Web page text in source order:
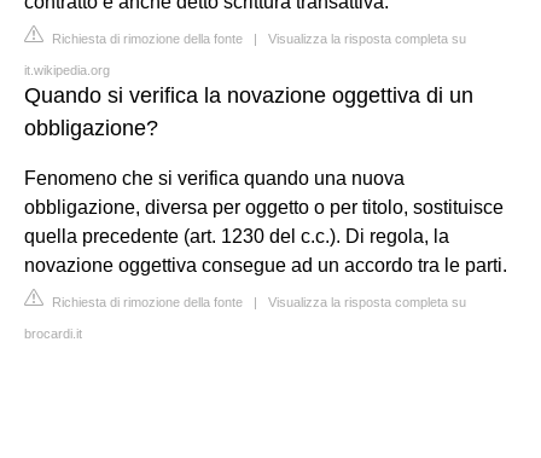
Richiesta di rimozione della fonte | Visualizza la risposta completa su
it.wikipedia.org
Quando si verifica la novazione oggettiva di un
obbligazione?
Fenomeno che si verifica quando una nuova
obbligazione, diversa per oggetto o per titolo, sostituisce
quella precedente (art. 1230 del c.c.). Di regola, la
novazione oggettiva consegue ad un accordo tra le parti.
Richiesta di rimozione della fonte | Visualizza la risposta completa su
brocardi.it